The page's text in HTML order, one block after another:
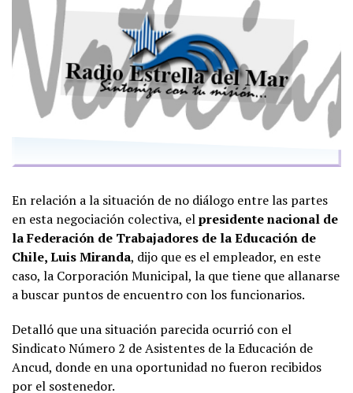
En relación a la situación de no diálogo entre las partes
en esta negociación colectiva, elpresidente nacional de
la Federación de Trabajadores de la Educación de
Chile, Luis Miranda, dijo que es el empleador, en este
caso, la Corporación Municipal, la que tiene que allanarse
a buscar puntos de encuentro con los funcionarios.
Detalló que una situación parecida ocurrió con el
Sindicato Número 2 de Asistentes de la Educación de
Ancud, donde en una oportunidad no fueron recibidos
por el sostenedor.